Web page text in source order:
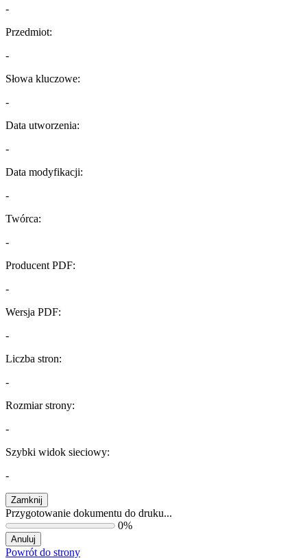
-
Przedmiot:
-
Słowa kluczowe:
-
Data utworzenia:
-
Data modyfikacji:
-
Twórca:
-
Producent PDF:
-
Wersja PDF:
-
Liczba stron:
-
Rozmiar strony:
-
Szybki widok sieciowy:
-
Zamknij
Przygotowanie dokumentu do druku...
0%
Anuluj
Powrót do strony